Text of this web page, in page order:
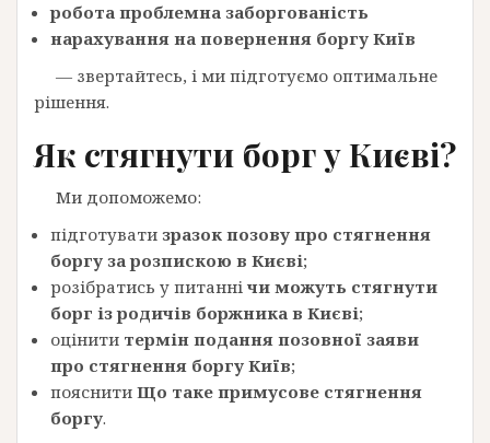
робота проблемна заборгованість
нарахування на повернення боргу Київ
— звертайтесь, і ми підготуємо оптимальне
рішення.
Як стягнути боргу Києві?
Ми допоможемо:
підготувати зразок позову про стягнення
боргу за розпискою в Києві;
розібратись у питанні чи можуть стягнути
борг із родичів боржника в Києві;
оцінити термін подання позовної заяви
про стягнення боргу Київ;
пояснити Що таке примусове стягнення
боргу.